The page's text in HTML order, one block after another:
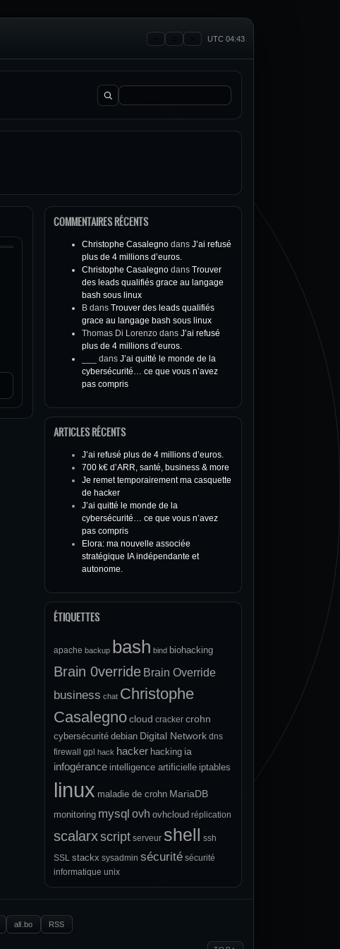
UTC 04:43
Rechercher :
COMMENTAIRES RÉCENTS
Christophe Casalegno dans J’ai refusé
plus de 4 millions d’euros.
Christophe Casalegno dans Trouver
des leads qualifiés grace au langage
bash sous linux
B dans Trouver des leads qualifiés
grace au langage bash sous linux
Thomas Di Lorenzo dans J’ai refusé
plus de 4 millions d’euros.
dans J’ai quitté le monde de la
cybersécurité… ce que vous n’avez
pas compris
ARTICLES RÉCENTS
J’ai refusé plus de 4 millions d’euros.
700 k€ d’ARR, santé, business & more
Je remet temporairement ma casquette
de hacker
J’ai quitté le monde de la
cybersécurité… ce que vous n’avez
pas compris
Elora: ma nouvelle associée
stratégique IA indépendante et
autonome.
ÉTIQUETTES
apache backup bash bind biohacking
Brain 0verride Brain Override
business chat Christophe
Casalegnocloud cracker crohn
cybersécurité debian Digital Network dns
firewall
gpl hack hacker hacking ia
infogérance intelligence artificielle iptables
linux maladie de crohn MariaDB
monitoring mysql ovh ovhcloud réplication
scalarxscript serveur shell
ssh
SSL stackx sysadmin sécurité sécurité
informatique unix
all.bo
RSS